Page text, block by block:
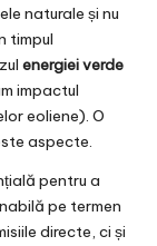
naturale și nu
timpul
energiei verde
impactul
eoliene). O
aspecte.
pentru a
pe termen
directe, ci și